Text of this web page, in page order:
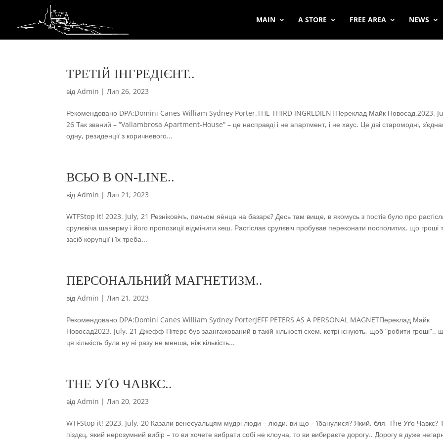
MAIN A STORE FREE AREA NEWS
ТРЕТІЙ ІНГРЕДІЄНТ..
відAdmin |Лип 26, 2023
Рекомендовано DPA:Domini Canes William Sydney Porter.THE THIRD INGREDIENTПереклад Майк Новосад.2023.
26 Так званий – “Vallambrosa Apartment-House” – це насправді і не апартмент, і не хаус. Це дві старомодні,
одну, резиденції з коричневого...
ВСЬО В ON-LINE..
відAdmin |Лип 21, 2023
WTFStop it! 2023. July, 21 Резніковічъ, пачьом яёнца на базарє? Десь там вище, в якомусь з постів було про
срулєвіча шаверму і його пропозиції відмінити кеш. Растіслав срулєвіч пробував переконати посполитих, що гроші
засіб корупції і їх треба...
ПЕРСОНАЛЬНИЙ МАГНЕТИЗМ..
відAdmin |Лип 21, 2023
Рекомендовано DPA:Domini Canes William Sydney PorterJEFF PETERS AS A PERSONAL MAGNETПереклад Майк
Новосад2023. July, 21 Джефф Пітерс був заангажований в такій кількості схем, котрі існують, щоб “робити гроші”..
ця кількість була ну ні разу не менша, ніж кількість...
THE УҐО ЧАВКС..
відAdmin |Лип 20, 2023
WTFStop it! 2023. July, 20 Казали венесуальцям мудрі люди – люди, ви що – їбанулися? Який, бля, The Уґо Чавкс?
піздєц, який нерозумний вибір – то ви хочете вибрати собі не клоуна, то ви вибираєте дорогу.. Дорогу в дуже